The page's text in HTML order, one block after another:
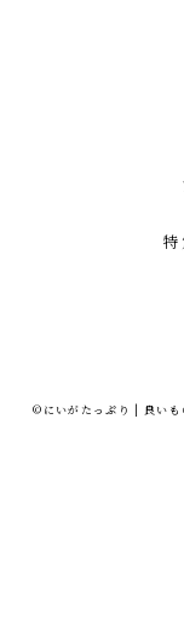
©︎にいがたっぷり | 良いも